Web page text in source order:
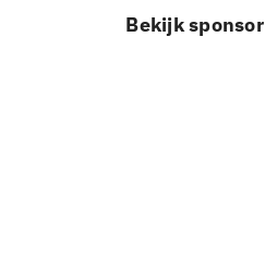
Bekijk sponsor